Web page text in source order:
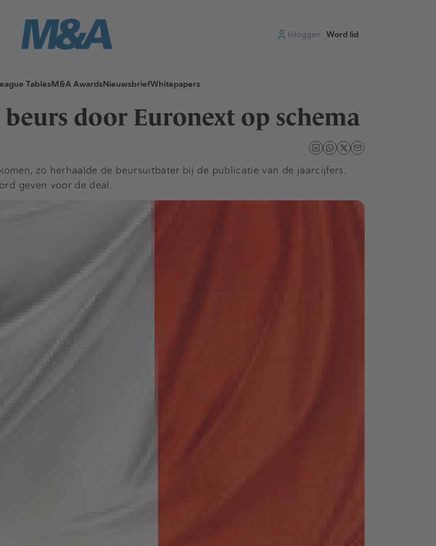
Inloggen Word lid
TablesM&A AwardsNieuwsbriefWhitepapers
door Euronext op schema
zo herhaalde de beursuitbater bij de publicatie van de jaarcijfers.
geven voor de deal.